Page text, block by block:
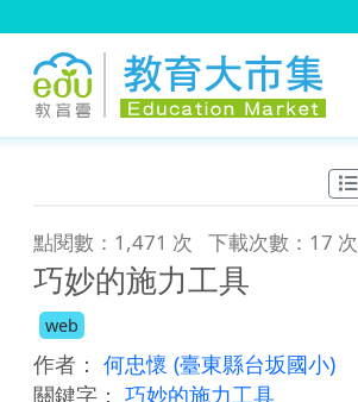
點閱數：1,471 次 下載次數：17 次
巧妙的施力工具
web
作者： 何忠懷 (臺東縣台坂國小)
關鍵字： 巧妙的施力工具